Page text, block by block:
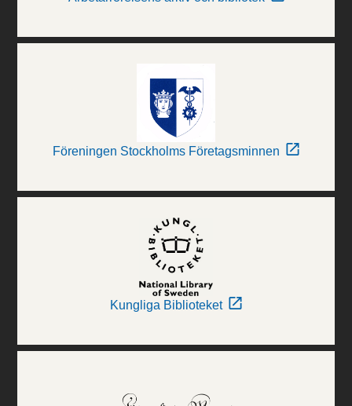
Föreningen Stockholms Företagsminnen
Kungliga Biblioteket